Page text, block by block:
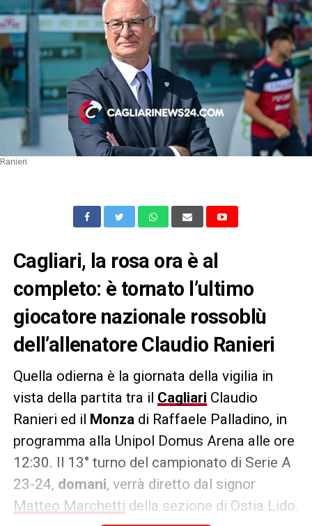
Ranieri
Cagliari, la rosa ora è al
completo: è tornato l’ultimo
giocatore nazionale rossoblù
dell’allenatore Claudio Ranieri
Quella odierna è la giornata della vigilia in
vista della partita tra il Cagliari Claudio
Ranieri ed il Monza di Raffaele Palladino, in
programma alla Unipol Domus Arena alle ore
12:30. Il 13° turno del campionato di Serie A
23-24, domani, verrà diretto dal signor
Matteo Marchetti della sezione di Ostia Lido.